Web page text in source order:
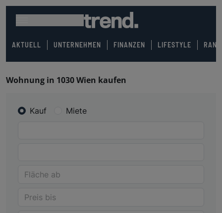
AKTUELL UNTERNEHMEN FINANZEN LIFESTYLE
Wohnung in 1030 Wien kaufen
Kauf Miete